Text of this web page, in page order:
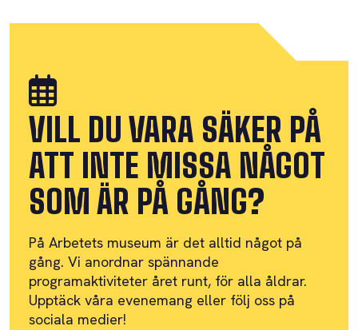
VILL DU VARA SÄKER PÅ
ATT INTE MISSA NÅGOT
SOM ÄR PÅ GÅNG?
På Arbetets museum är det alltid något på
gång. Vi anordnar spännande
programaktiviteter året runt, för alla åldrar.
Upptäck våra evenemang eller följ oss på
sociala medier!